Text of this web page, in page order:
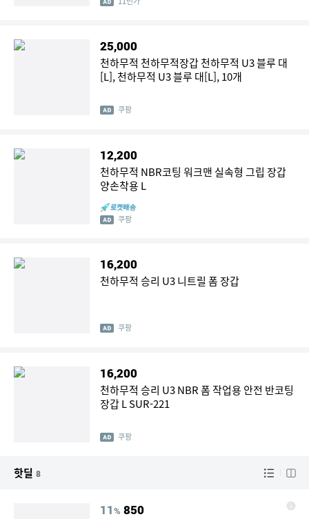
25,000
천하무적 천하무적장갑 천하무적 U3 블루 대
[L], 천하무적 U3 블루 대[L], 10개
쿠팡
12,200
천하무적 NBR코팅 워크맨 실속형 그립 장갑
양손착용 L
쿠팡
16,200
천하무적 승리 U3 니트릴 폼 장갑
쿠팡
16,200
천하무적 승리 U3 NBR 폼 작업용 안전 반코팅
장갑 L SUR-221
쿠팡
핫딜 8
11% 850